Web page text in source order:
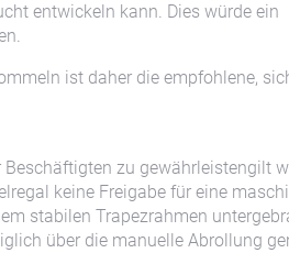
entwickeln kann. Dies würde ein
ist daher die empfohlene,
Beschäftigten zu gewährleistengilt
keine Freigabe für eine
stabilen Trapezrahmen
über die manuelle Abrollung